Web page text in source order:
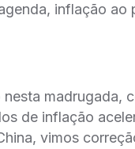
inflação
madrugada,
de inflação
vimos